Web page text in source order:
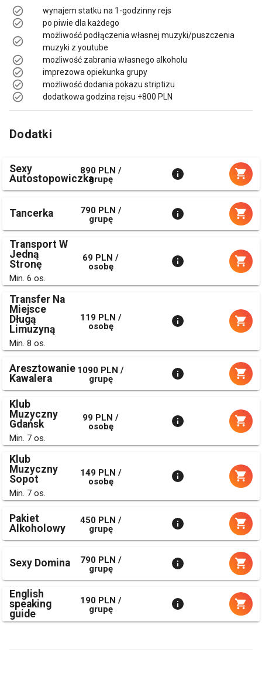
wynajem statku na 1-godzinny rejs
po piwie dla każdego
możliwość podłączenia własnej muzyki/puszczenia
muzyki z youtube
możliwość zabrania własnego alkoholu
imprezowa opiekunka grupy
możliwość dodania pokazu striptizu
dodatkowa godzina rejsu +800 PLN
Dodatki
Sexy
Autostopowiczka
890 PLN /
grupę
Tancerka
790 PLN /
grupę
Transport W
Jedną
Stronę
Min. 6 os.
69 PLN /
osobę
Transfer Na
Miejsce
Długą
Limuzyną
Min. 8 os.
119 PLN /
osobę
Aresztowanie
Kawalera
1090 PLN /
grupę
Klub
Muzyczny
Gdańsk
Min. 7 os.
99 PLN /
osobę
Klub
Muzyczny
Sopot
Min. 7 os.
149 PLN /
osobę
Pakiet
Alkoholowy
450 PLN /
grupę
Sexy Domina
790 PLN /
grupę
English
speaking
guide
190 PLN /
grupę